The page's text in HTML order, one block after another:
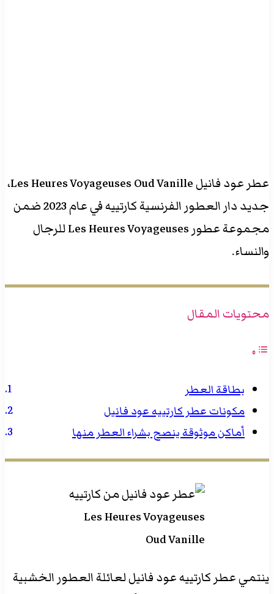
عطر عود فانيل Les Heures Voyageuses Oud Vanille،
جديد دار العطور الفرنسية كارتييه في عام 2023 ضمن
مجموعة عطور Les Heures Voyageuses للرجال
والنساء.
محتويات المقال
بطاقة العطر
مكونات عطر كارتييه عود فانيل
أماكن موثوقة ينصح بشراء العطر منها
Les Heures Voyageuses
Oud Vanille
ينتمي عطر كارتييه عود فانيل لعائلة العطور الخشبية